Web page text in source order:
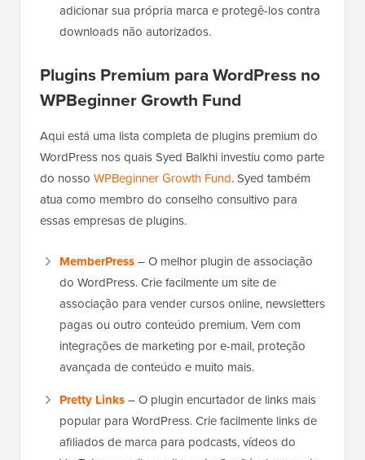
adicionar sua própria marca e protegê-los contra
downloads não autorizados.
Plugins Premium para WordPress no
WPBeginner Growth Fund
Aqui está uma lista completa de plugins premium do
WordPress nos quais Syed Balkhi investiu como parte
do nosso WPBeginner Growth Fund. Syed também
atua como membro do conselho consultivo para
essas empresas de plugins.
MemberPress– O melhor plugin de associação
do WordPress. Crie facilmente um site de
associação para vender cursos online, newsletters
pagas ou outro conteúdo premium. Vem com
integrações de marketing por e-mail, proteção
avançada de conteúdo e muito mais.
Pretty Links– O plugin encurtador de links mais
popular para WordPress. Crie facilmente links de
afiliados de marca para podcasts, vídeos do